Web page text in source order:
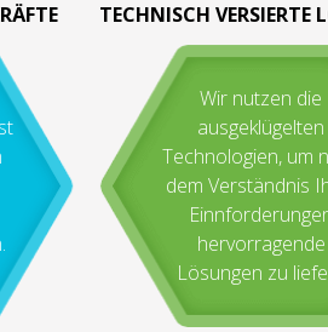
TECHNISCH VERSIERTE
Wir nutzen die
ausgeklügelten
Technologien, um
dem Verständnis
hervorragende
Lösungen zu